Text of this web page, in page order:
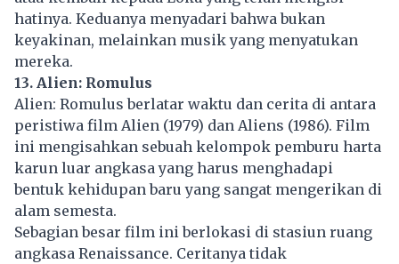
hatinya. Keduanya menyadari bahwa bukan
keyakinan, melainkan musik yang menyatukan
mereka.
13. Alien: Romulus
Alien: Romulus berlatar waktu dan cerita di antara
peristiwa film Alien (1979) dan Aliens (1986). Film
ini mengisahkan sebuah kelompok pemburu harta
karun luar angkasa yang harus menghadapi
bentuk kehidupan baru yang sangat mengerikan di
alam semesta.
Sebagian besar film ini berlokasi di stasiun ruang
angkasa Renaissance. Ceritanya tidak